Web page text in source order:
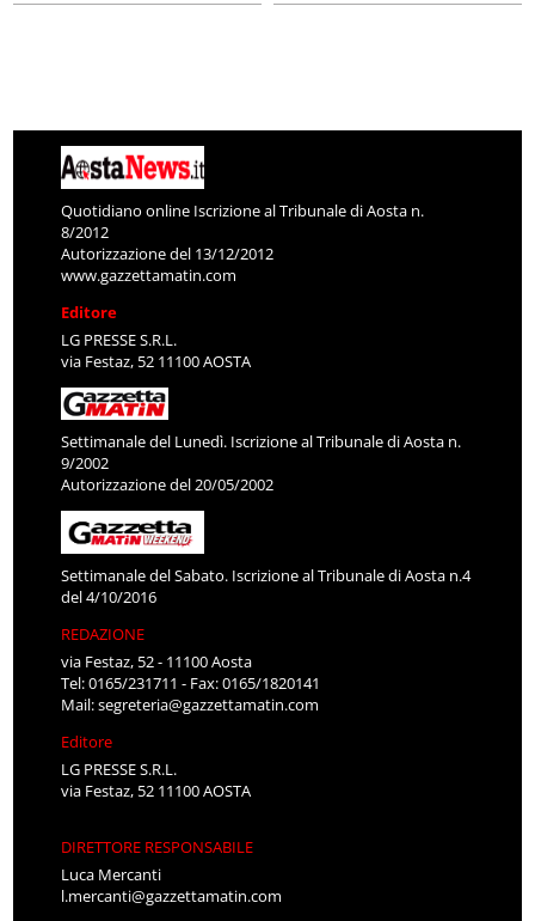
Quotidiano online Iscrizione al Tribunale di Aosta n.
8/2012
Autorizzazione del 13/12/2012
www.gazzettamatin.com
Editore
LG PRESSE S.R.L.
via Festaz, 52 11100 AOSTA
Settimanale del Lunedì. Iscrizione al Tribunale di Aosta n.
9/2002
Autorizzazione del 20/05/2002
Settimanale del Sabato. Iscrizione al Tribunale di Aosta n.4
del 4/10/2016
REDAZIONE
via Festaz, 52 - 11100 Aosta
Tel: 0165/231711 - Fax: 0165/1820141
Mail:segreteria@gazzettamatin.com
Editore
LG PRESSE S.R.L.
via Festaz, 52 11100 AOSTA
DIRETTORE RESPONSABILE
Luca Mercanti
l.mercanti@gazzettamatin.com